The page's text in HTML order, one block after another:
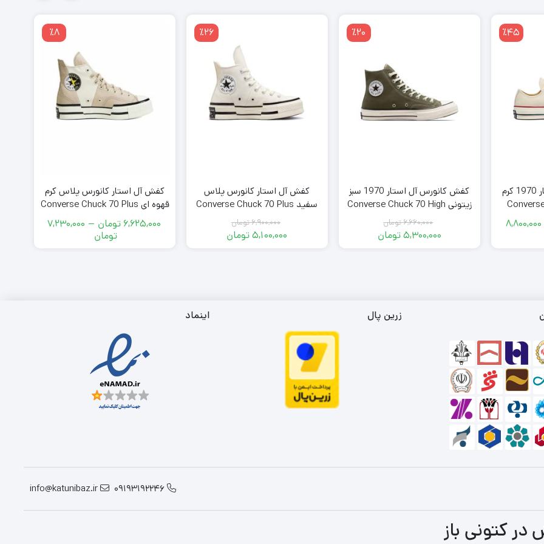
٪45
کفش کانورس آل استار 1970 کرم
8,800,000
٪20
کفش کانورس آل استار 1970 سبز
زیتونی Converse Chuck 70 High
Olive Green
6,660,000تومان
قیمت5,300,000تومان
٪26
کفش آل استار کانورس پلاس
سفید Converse Chuck 70 Plus
White
6,900,000تومان
قیمت5,100,000تومان
٪8
کفش آل استار کانورس پلاس کرم
قهوه ای Converse Chuck 70 Plus
Beige Brown6,625,000 تومان –
7,230,000
تومان
زرین پال اینماد
09193192246
info@katunibaz.ir
کتونی باز